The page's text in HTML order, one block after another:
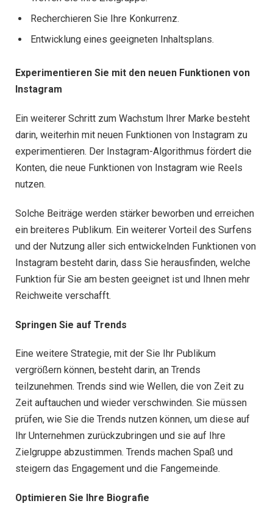
Recherchieren Sie Ihre Konkurrenz.
Entwicklung eines geeigneten Inhaltsplans.
Experimentieren Sie mit den neuen Funktionen von
Instagram
Ein weiterer Schritt zum Wachstum Ihrer Marke besteht
darin, weiterhin mit neuen Funktionen von Instagram zu
experimentieren. Der Instagram-Algorithmus fördert die
Konten, die neue Funktionen von Instagram wie Reels
nutzen.
Solche Beiträge werden stärker beworben und erreichen
ein breiteres Publikum. Ein weiterer Vorteil des Surfens
und der Nutzung aller sich entwickelnden Funktionen von
Instagram besteht darin, dass Sie herausfinden, welche
Funktion für Sie am besten geeignet ist und Ihnen mehr
Reichweite verschafft.
Springen Sie auf Trends
Eine weitere Strategie, mit der Sie Ihr Publikum
vergrößern können, besteht darin, an Trends
teilzunehmen. Trends sind wie Wellen, die von Zeit zu
Zeit auftauchen und wieder verschwinden. Sie müssen
prüfen, wie Sie die Trends nutzen können, um diese auf
Ihr Unternehmen zurückzubringen und sie auf Ihre
Zielgruppe abzustimmen. Trends machen Spaß und
steigern das Engagement und die Fangemeinde.
Optimieren Sie Ihre Biografie